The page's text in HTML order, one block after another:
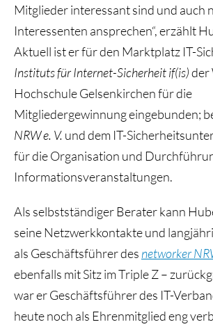
Mitglieder interessant sind und auch
Interessenten ansprechen“, erzählt
Aktuell ist er für den Marktplatz IT-
Instituts für Internet-Sicherheit if(is)der
Hochschule Gelsenkirchen für die
Mitgliedergewinnung eingebunden;
NRW e. V. und dem IT-
für die Organisation und
Informationsveranstaltungen.
Als selbstständiger Berater kann
seine Netzwerkkontakte und
als Geschäftsführer des networker
ebenfalls mit Sitz im Triple Z –
war er Geschäftsführer des IT-
heute noch als Ehrenmitglied eng